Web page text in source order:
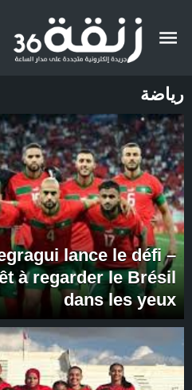
رياضة
lance le défi –
à regarder le Brésil
dans les yeux